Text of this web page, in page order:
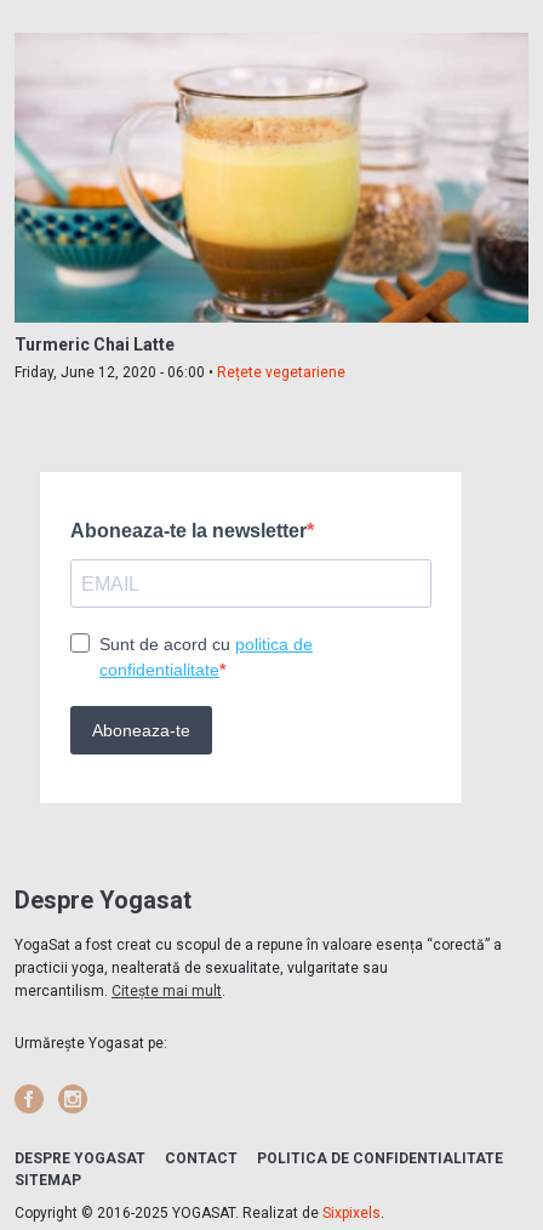
Turmeric Chai Latte
Friday, June 12, 2020 - 06:00 • Rețete vegetariene
Despre Yogasat
YogaSat a fost creat cu scopul de a repune în valoare esența “corectă” a
practicii yoga, nealterată de sexualitate, vulgaritate sau
mercantilism. Citește mai mult
Urmărește Yogasat pe:
Facebook
DESPRE YOGASAT CONTACT
POLITICA DE CONFIDENTIALITATE
SITEMAP
Copyright © 2016-2025 YOGASAT. Realizat de Sixpixels